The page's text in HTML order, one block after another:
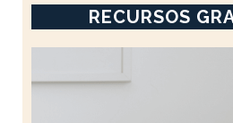
RECURSOS